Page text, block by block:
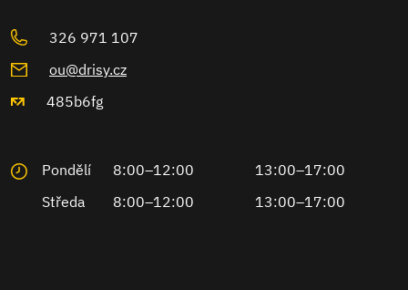
326 971 107
ou@drisy.cz
485b6fg
Pondělí 8:00–12:00
13:00–17:00
Středa
8:00–12:00 13:00–17:00